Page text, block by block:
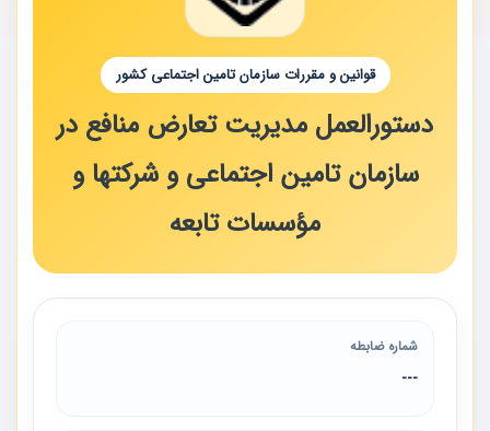
قوانین و مقررات سازمان تامین اجتماعی کشور
دستورالعمل مدیریت تعارض منافع در
سازمان تامین اجتماعی و شرکتها و
مؤسسات تابعه
شماره ضابطه
---